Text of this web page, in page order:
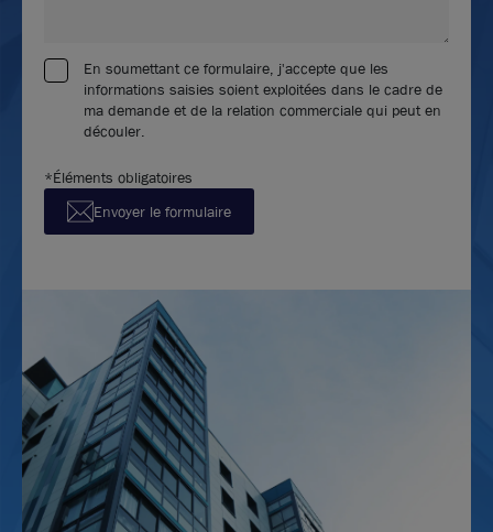
A louer - LE LUMIERE - Bureaux avec espace de
stockage - Bron
163 m² non divisibles
130€ m²/an HT HC
En soumettant ce formulaire, j'accepte que les
informations saisies soient exploitées dans le cadre de
ma demande et de la relation commerciale qui peut en
découler.
*Éléments obligatoires
Envoyer le formulaire